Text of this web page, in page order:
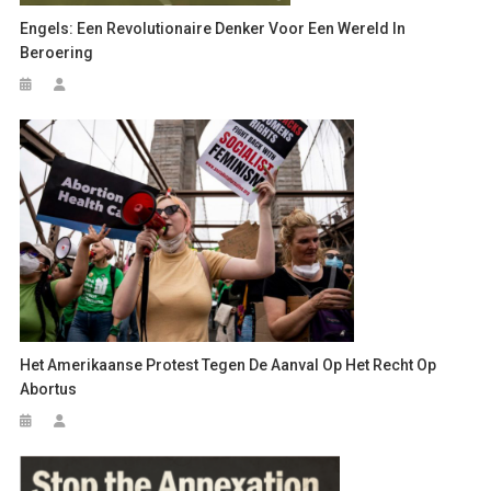
Engels: Een Revolutionaire Denker Voor Een Wereld In
Beroering
Het Amerikaanse Protest Tegen De Aanval Op Het Recht Op
Abortus